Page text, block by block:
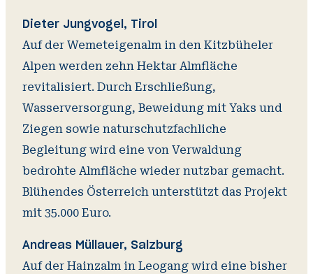
Dieter Jungvogel, Tirol
Auf der Wemeteigenalm in den Kitzbüheler
Alpen werden zehn Hektar Almfläche
revitalisiert. Durch Erschließung,
Wasserversorgung, Beweidung mit Yaks und
Ziegen sowie naturschutzfachliche
Begleitung wird eine von Verwaldung
bedrohte Almfläche wieder nutzbar gemacht.
Blühendes Österreich unterstützt das Projekt
mit 35.000 Euro.
Andreas Müllauer, Salzburg
Auf der Hainzalm in Leogang wird eine bisher